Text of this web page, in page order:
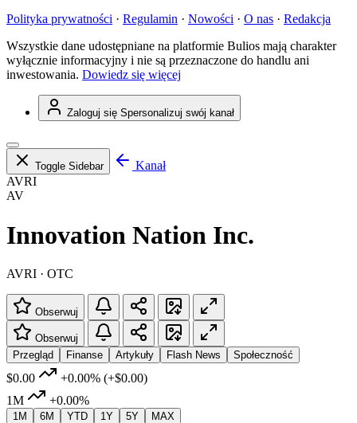
Polityka prywatności · Regulamin · Nowości · O nas · Redakcja
Wszystkie dane udostępniane na platformie Bulios mają charakter
wyłącznie informacyjny i nie są przeznaczone do handlu ani
inwestowania. Dowiedz się więcej
Zaloguj się Spersonalizuj swój kanał
Toggle Sidebar
Kanał
AVRI
AV
Innovation Nation Inc.
AVRI · OTC
Obserwuj
Obserwuj
Przegląd
Finanse Artykuły Flash News Społeczność
$0.00 +0.00% (+$0.00)
1M
+0.00%
1M 6M YTD 1Y 5Y MAX